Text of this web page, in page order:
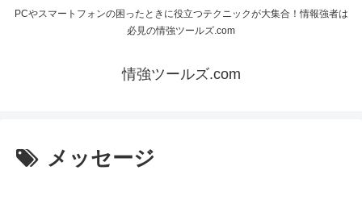
PCやスマートフォンの困ったときに役立つテクニックが大集合！情報強者は
必見の情強ツールズ.com
情強ツールズ.com
メッセージ